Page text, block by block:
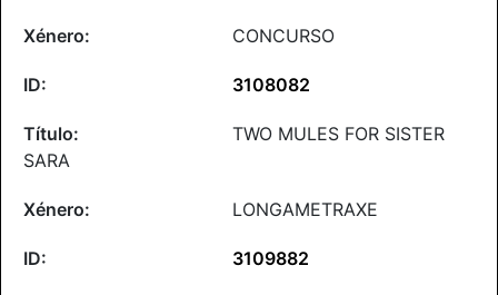
CONCURSO
3108082
TWO MULES FOR SISTER
SARA
LONGAMETRAXE
3109882